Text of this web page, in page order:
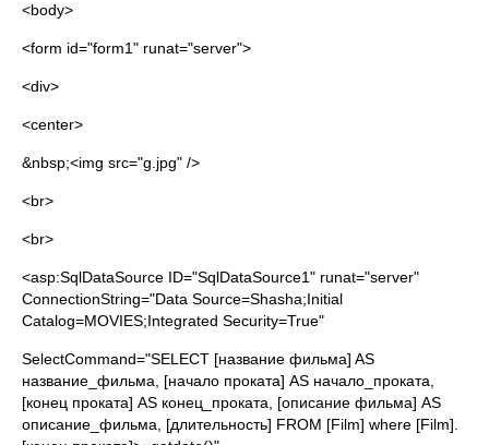
<body>
<form id="form1" runat="server">
<div>
<center>
&nbsp;<img src="g.jpg" />
<br>
<br>
<asp:SqlDataSource ID="SqlDataSource1" runat="server"
ConnectionString="Data Source=Shasha;Initial
Catalog=MOVIES;Integrated Security=True"
SelectCommand="SELECT [название фильма] AS
название_фильма, [начало проката] AS начало_проката,
[конец проката] AS конец_проката, [описание фильма] AS
описание_фильма, [длительность] FROM [Film] where [Film].